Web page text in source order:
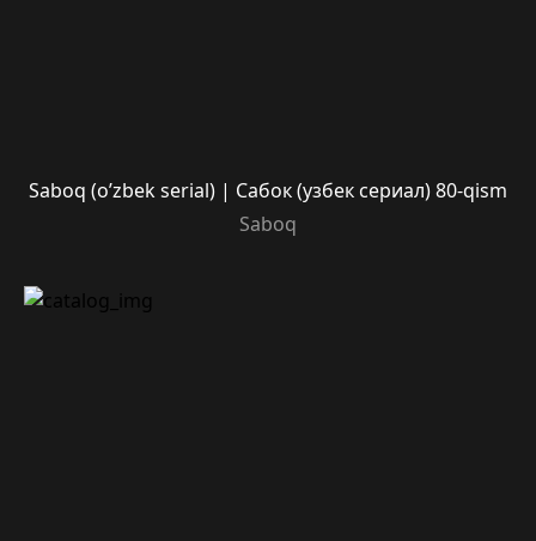
Saboq (o’zbek serial) | Сабок (узбек сериал) 80-qism
Saboq